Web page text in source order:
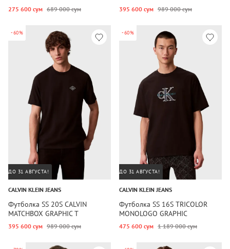
275 600 сум 689 000 сум 395 600 сум 989 000 сум
-60%
ДО 31 АВГУСТА!
CALVIN KLEIN JEANS
Футболка SS 20S CALVIN
MATCHBOX GRAPHIC T
395 600 сум 989 000 сум
-60%
ДО 31 АВГУСТА!
CALVIN KLEIN JEANS
Футболка SS 16S TRICOLOR
MONOLOGO GRAPHIC
475 600 сум 1 189 000 сум